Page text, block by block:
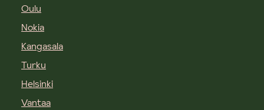
Oulu
Nokia
Kangasala
Turku
Helsinki
Vantaa